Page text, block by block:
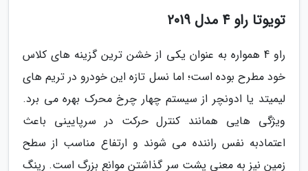
تویوتا راو 4 مدل 2019
راو 4 همواره به عنوان یکی از خشن ترین گزینه های کلاس
خود مطرح بوده است؛ اما نسل تازه این خودرو در تریم های
لیمیتد یا ادونچر از سیستم چهار چرخ محرک بهره می برد.
ویژگی هایی همانند کنترل حرکت در سرپایینی باعث
اعتمادبه نفس راننده می شوند و ارتفاع مناسب از سطح
زمین نیز به معنی پشت سر گذاشتن موانع بزرگ است. رینگ